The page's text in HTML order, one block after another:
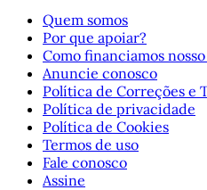
Quem somos
Por que apoiar?
Como financiamos
Anuncie conosco
Política de Correções e
Política de privacidade
Política de Cookies
Termos de uso
Fale conosco
Assine